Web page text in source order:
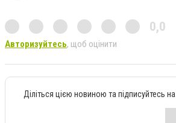
0,0
Авторизуйтесь, щоб оцінити
Діліться цією новиною та підписуйтесь